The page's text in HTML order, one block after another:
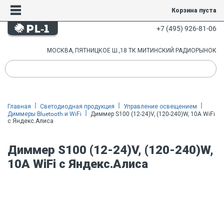
Корзина пуста
+7 (495) 926-81-06
МОСКВА, ПЯТНИЦКОЕ Ш.,18 ТК МИТИНСКИЙ РАДИОРЫНОК
Главная Светодиодная продукция
Управление освещением
Диммеры Bluetooth и WiFi
Диммер S100 (12-24)V, (120-240)W, 10A WiFi
с Яндекс.Алиса
Диммер S100 (12-24)V, (120-240)W,
10A WiFi с Яндекс.Алиса